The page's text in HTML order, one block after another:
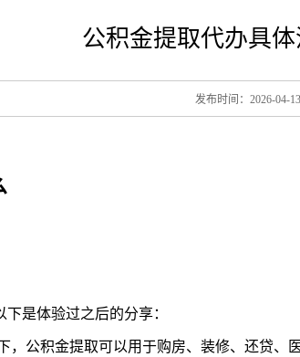
公积金提取代办具
发布时间：2026-04-13
是体验过之后的分享：
，公积金提取可以用于购房、装修、还贷、